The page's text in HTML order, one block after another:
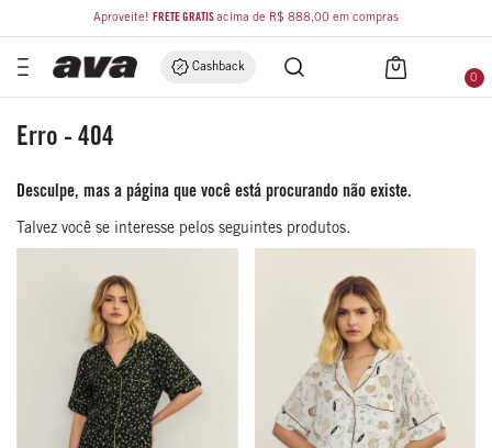
Aproveite! FRETE GRÁTISacima de R$ 888,00 em compras
Cashback
0
Erro - 404
Desculpe, mas a página que você está procurando não existe.
Talvez você se interesse pelos seguintes produtos.